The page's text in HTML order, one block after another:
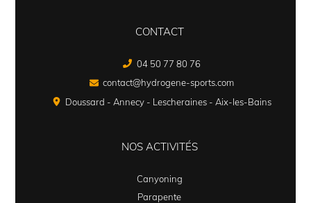
NOS ACTIVITÉS
Canyoning
Parapente
CONTACT
04 50 77 80 76
contact@hydrogene-sports.com
Doussard - Annecy - Lescheraines - Aix-les-Bains